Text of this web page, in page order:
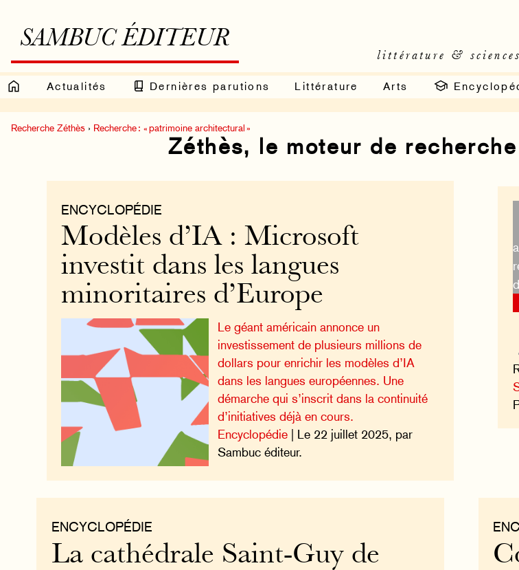
SAMBUC ÉDITEUR
littérature & sciences
Actualités Dernières parutions Littérature Arts
Recherche Zéthès › Recherche : « patrimoine architectural »
Zéthès, le moteur de
ENCYCLOPÉDIE
Modèles d’IA : Microsoft
investit dans les langues
minoritaires d’Europe
Le géant américain annonce un
investissement de plusieurs millions de
dollars pour enrichir les modèles d’IA
dans les langues européennes. Une
démarche qui s’inscrit dans la continuité
d’initiatives déjà en cours.
Encyclopédie | Le 22 juillet 2025, par
Sambuc éditeur.
ENCYCLOPÉDIE
La cathédrale Saint-Guy de